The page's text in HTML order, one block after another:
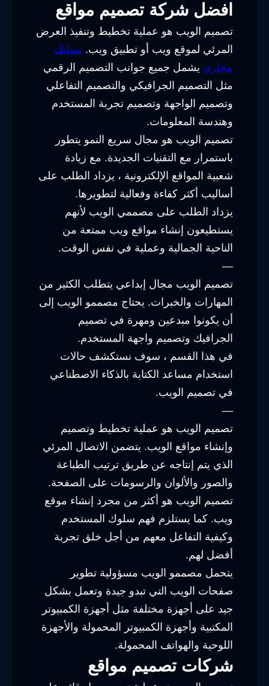
افضل شركة تصميم مواقع
تصميم الويب هو عملية تخطيط وتنفيذ العرض
المرئي لموقع ويب أو تطبيق ويب. تسليك
مجاري يشمل جميع جوانب التصميم الرقمي
مثل التصميم الجرافيكي والتصميم التفاعلي
وتصميم الواجهة وتصميم تجربة المستخدم
وهندسة المعلومات.
تصميم الويب هو مجال سريع النمو يتطور
باستمرار مع التقنيات الجديدة. مع زيادة
شعبية المواقع الإلكترونية ، يزداد الطلب على
أساليب أكثر كفاءة وفعالية لتطويرها.
يزداد الطلب على مصممي الويب لأنهم
يستطيعون إنشاء مواقع ويب ممتعة من
الناحية الجمالية وعملية في نفس الوقت.
—
تصميم الويب مجال إبداعي يتطلب الكثير من
المهارات والخبرات. يحتاج مصممو الويب إلى
أن يكونوا مبدعين ومهرة في تصميم
الجرافيك وتصميم واجهة المستخدم.
في هذا القسم ، سوف نستكشف حالات
استخدام مساعد الكتابة بالذكاء الاصطناعي
في تصميم الويب.
—
تصميم الويب هو عملية تخطيط وتصميم
وإنشاء مواقع الويب. يتضمن الاتصال المرئي
الذي يتم إنتاجه عن طريق ترتيب الطباعة
والصور والألوان والرسومات على الصفحة.
تصميم الويب هو أكثر من مجرد إنشاء موقع
ويب. كما يستلزم فهم سلوك المستخدم
وكيفية التفاعل معهم من أجل خلق تجربة
أفضل لهم.
يتحمل مصممو الويب مسؤولية تطوير
صفحات الويب التي تبدو جيدة وتعمل بشكل
جيد على أجهزة مختلفة مثل أجهزة الكمبيوتر
المكتبية وأجهزة الكمبيوتر المحمولة والأجهزة
اللوحية والهواتف المحمولة.
شركات تصميم مواقع